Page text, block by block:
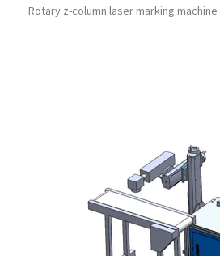
Rotary z-column laser marking machine